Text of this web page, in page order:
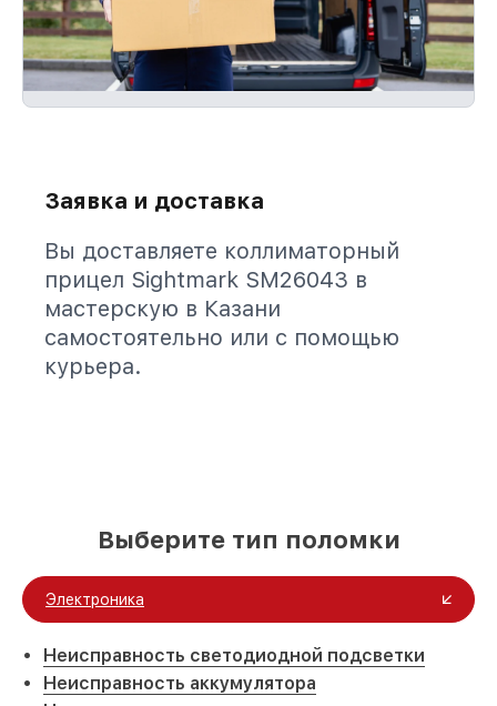
Заявка и доставка
Вы доставляете коллиматорный
прицел Sightmark SM26043 в
мастерскую в Казани
самостоятельно или с помощью
курьера.
Выберите тип поломки
Электроника
Неисправность светодиодной подсветки
Неисправность аккумулятора